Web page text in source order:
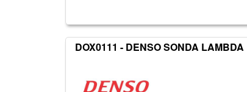
DOX0111 - DENSO SONDA LAMBDA